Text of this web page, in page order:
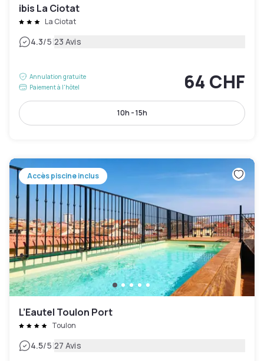
ibis La Ciotat
La Ciotat
4.3/5|23 Avis
Annulation gratuite
Paiement à l'hôtel
64 CHF
10h - 15h
Accès piscine inclus
L’Eautel Toulon Port
Toulon
4.5/5|27 Avis